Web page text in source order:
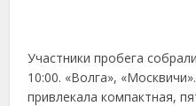
Участники пробега
10:00. «Волга»,
привлекала компактная,